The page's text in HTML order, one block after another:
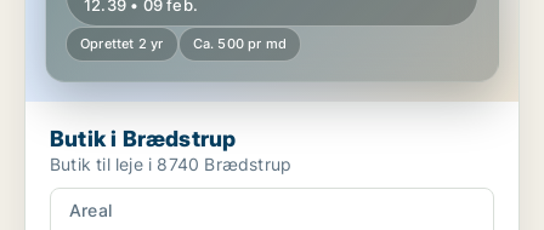
12.39 • 09 feb.
Oprettet 2 yr Ca. 500 pr md
Butik i Brædstrup
Butik til leje i 8740 Brædstrup
Areal